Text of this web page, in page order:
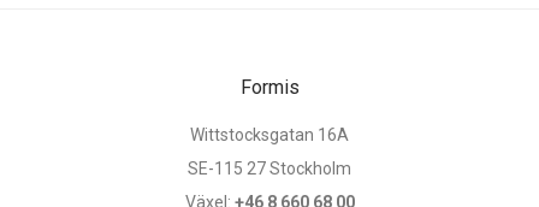
Formis
Wittstocksgatan 16A
SE-115 27 Stockholm
Växel: +46 8 660 68 00